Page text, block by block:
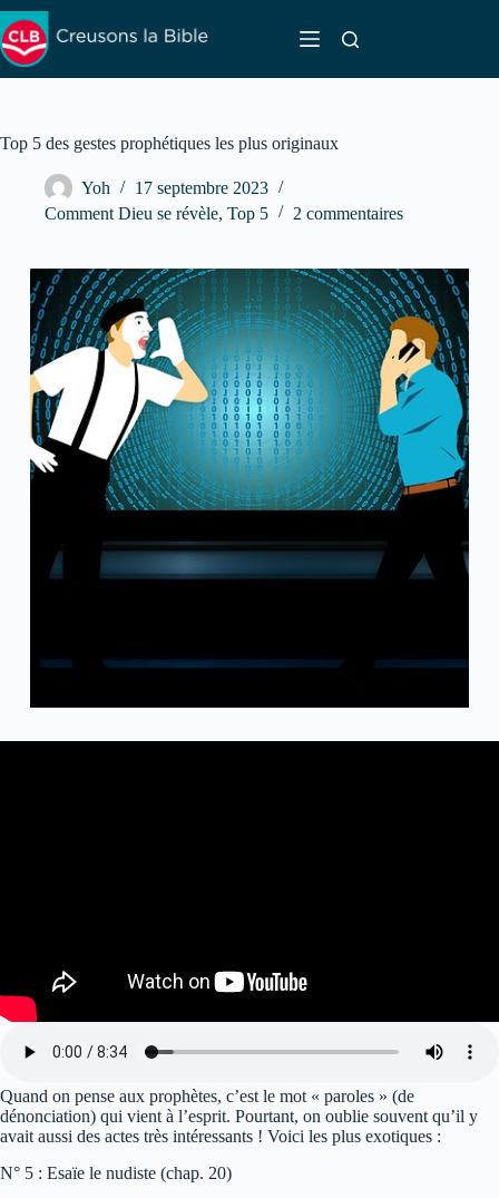
Passer
au
contenu
Top 5 des gestes prophétiques les plus originaux
Yoh
17 septembre 2023
Comment Dieu se révèle, Top 5 2 commentaires
Quand on pense aux prophètes, c’est le mot « paroles » (de
dénonciation) qui vient à l’esprit. Pourtant, on oublie souvent qu’il y
avait aussi des actes très intéressants ! Voici les plus exotiques :
N° 5 : Esaïe le nudiste (chap. 20)